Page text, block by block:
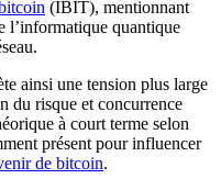
(IBIT), mentionnant
l’informatique quantique
ainsi une tension plus large
du risque et concurrence
à court terme selon
présent pour influencer
de bitcoin.